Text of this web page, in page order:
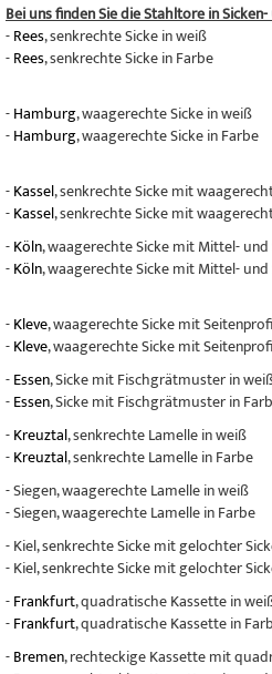
Bei uns finden Sie die Stahltore in
-Rees, senkrechte Sicke in weiß
-Rees, senkrechte Sicke in Farbe
-Hamburg, waagerechte Sicke in weiß
-Hamburg, waagerechte Sicke in Farbe
-Kassel, senkrechte Sicke mit
-Kassel, senkrechte Sicke mit
-Köln, waagerechte Sicke mit Mittel-
-Köln, waagerechte Sicke mit Mittel-
-Kleve, waagerechte Sicke mit
-Kleve, waagerechte Sicke mit
-Essen, Sicke mit Fischgrätmuster in
-Essen, Sicke mit Fischgrätmuster in
-Kreuztal, senkrechte Lamelle in weiß
-Kreuztal, senkrechte Lamelle in Farbe
- Siegen, waagerechte Lamelle in weiß
- Siegen, waagerechte Lamelle in Farbe
- Kiel, senkrechte Sicke mit gelochter
- Kiel, senkrechte Sicke mit gelochter
-Frankfurt, quadratische Kassette in
-Frankfurt, quadratische Kassette in
-Bremen, rechteckige Kassette mit